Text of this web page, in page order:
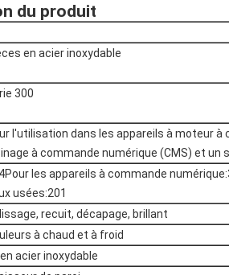
du produit
en acier inoxydable
300
l'utilisation dans les appareils à moteur
à commande numérique (CMS) et
les appareils à commande
usées:201
recuit, décapage, brillant
à chaud et à froid
acier inoxydable